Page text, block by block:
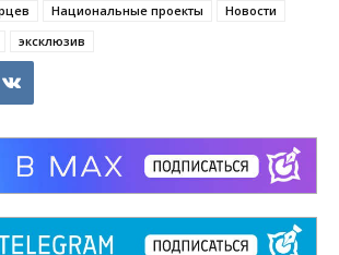
Национальные проекты
Новости
эксклюзив